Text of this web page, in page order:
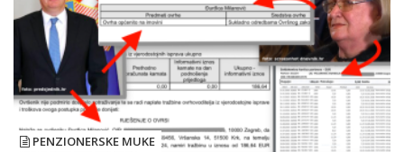
PENZIONERSKE MUKE